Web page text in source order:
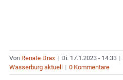
Von Renate Drax | Di. 17.1.2023 - 14:33 |
Wasserburg aktuell
| 0 Kommentare